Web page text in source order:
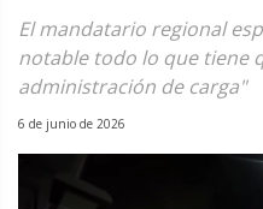
El mandatario regional
notable todo lo que tiene
administración de carga"
6 de junio de 2026